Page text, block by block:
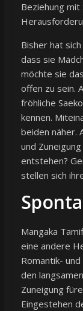
Beziehung
Bisher hat
dass sie
möchte sie
offen zu sein.
fröhliche
kennen.
beiden näher.
und
entstehen?
stellen sich
Mangaka
eine andere
Romantik-
den
Zuneigung
Eingestehen